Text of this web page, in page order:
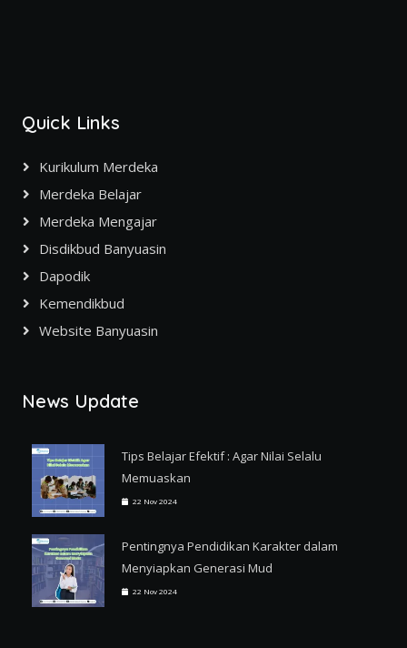
Quick Links
Kurikulum Merdeka
Merdeka Belajar
Merdeka Mengajar
Disdikbud Banyuasin
Dapodik
Kemendikbud
Website Banyuasin
News Update
Tips Belajar Efektif : Agar Nilai Selalu
Memuaskan
22 Nov 2024
Pentingnya Pendidikan Karakter dalam
Menyiapkan Generasi Mud
22 Nov 2024